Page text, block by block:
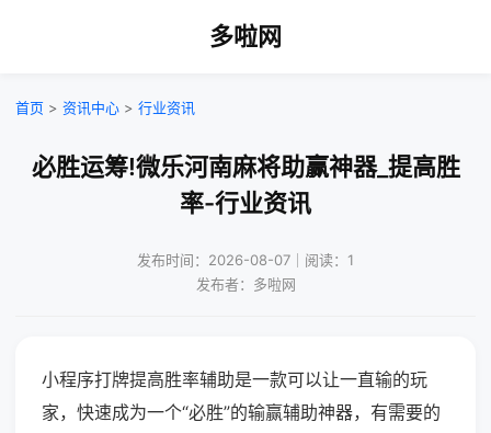
多啦网
首页 > 资讯中心 > 行业资讯
必胜运筹!微乐河南麻将助赢神器_提高胜
率-行业资讯
发布时间：2026-08-07｜阅读：1
发布者：多啦网
小程序打牌提高胜率辅助是一款可以让一直输的玩
家，快速成为一个“必胜”的输赢辅助神器，有需要的